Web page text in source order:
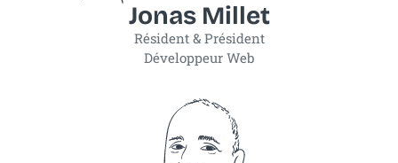
Jonas Millet
Résident & Président
Développeur Web